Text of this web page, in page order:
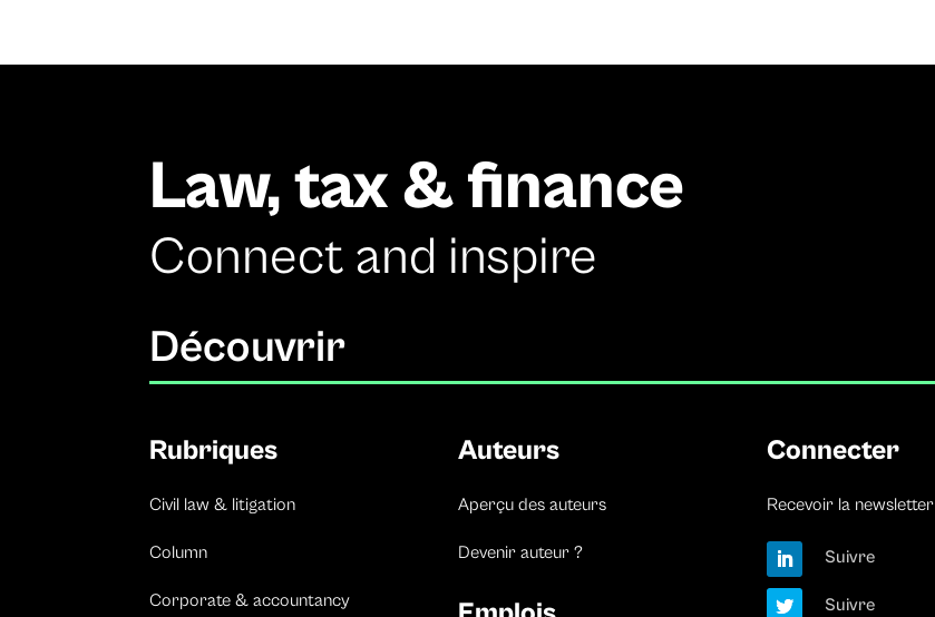
Law, tax & finance
Connect and inspire
Découvrir
Rubriques
Civil law & litigation
Column
Corporate & accountancy
Auteurs
Aperçu des auteurs
Devenir auteur ?
Connecter
Recevoir la newsletter
Suivre
Suivre